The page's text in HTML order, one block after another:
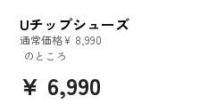
Uチップシューズ
通常価格¥ 8,990
のところ
¥ 6,990